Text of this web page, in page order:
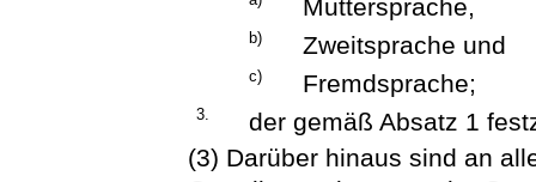
Muttersprache,
b) Zweitsprache und
c) Fremdsprache;
3.
der gemäß Absatz 1
(3) Darüber hinaus sind an